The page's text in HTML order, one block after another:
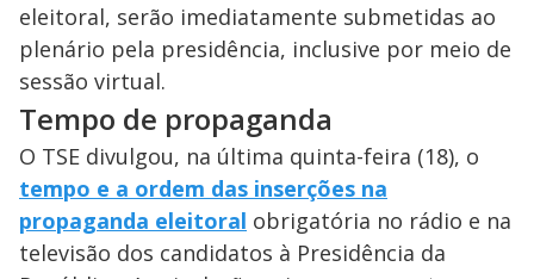
eleitoral, serão imediatamente submetidas ao
plenário pela presidência, inclusive por meio de
sessão virtual.
Tempo de propaganda
O TSE divulgou, na última quinta-feira (18), o
tempo e a ordem das inserções na
propaganda eleitoral obrigatória no rádio e na
televisão dos candidatos à Presidência da